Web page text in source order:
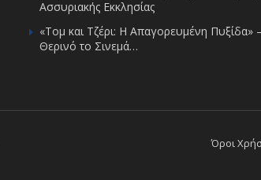
Ασσυριακής Εκκλησίας
«Τομ και Τζέρι: Η Απαγορευμένη Πυξίδα»
Θερινό το Σινεμά…
Όροι